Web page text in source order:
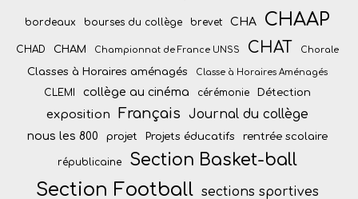
bordeaux bourses du collège brevet CHA CHAAP
CHAD CHAM Championnat de France UNSS CHAT Chorale
Classes à Horaires aménagés Classe à Horaires Aménagés
CLEMI collège au cinéma cérémonie Détection
exposition Français Journal du collège
nous les 800 projet Projets éducatifs rentrée scolaire
républicaine Section Basket-ball
Section Football sections sportives